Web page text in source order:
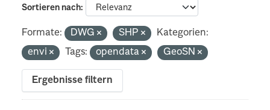
Sortieren nach
Formate: DWG SHP
Kategorien:
envi
Tags: opendata GeoSN
Ergebnisse filtern